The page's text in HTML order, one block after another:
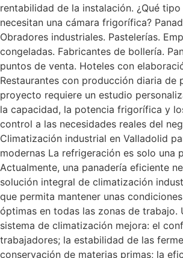
rentabilidad de la instalación. ¿Qué
necesitan una cámara frigorífica?
Obradores industriales. Pastelerías.
congeladas. Fabricantes de bollería.
puntos de venta. Hoteles con
Restaurantes con producción diaria de
proyecto requiere un estudio
la capacidad, la potencia frigorífica y
control a las necesidades reales del
Climatización industrial en Valladolid
modernas La refrigeración es solo una
Actualmente, una panadería eficiente
solución integral de climatización
que permita mantener unas
óptimas en todas las zonas de trabajo.
sistema de climatización mejora: el
trabajadores; la estabilidad de las
conservación de materias primas; la